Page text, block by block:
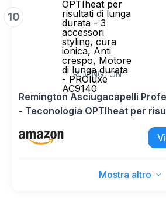
10
OPTIheat per
risultati di lunga
durata - 3
accessori
styling, cura
ionica, Anti
crespo, Motore
di lunga durata
- PROluxe
AC9140
REMINGTON
Remington Asciugacapelli
- Teconologia OPTIheat per
durata - 3 accessori styling,
crespo, Motore di lunga durata
Mostra altro